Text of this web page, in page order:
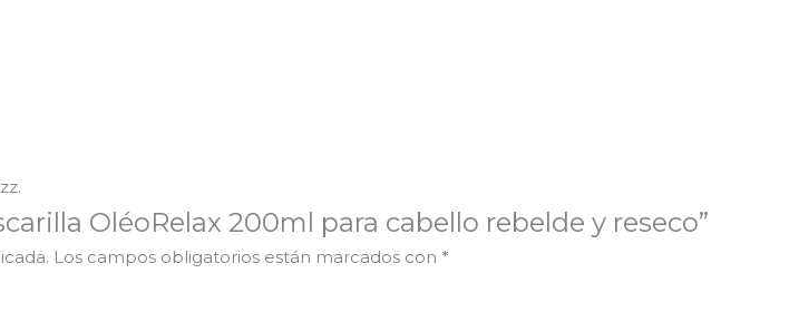
OléoRelax 200ml para cabello rebelde y reseco”
Los campos obligatorios están marcados con *